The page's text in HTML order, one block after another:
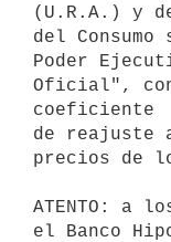
(U.R.A.) y
del
Poder
Oficial",
coeficiente
de reajuste
precios de
ATENTO: a
el Banco